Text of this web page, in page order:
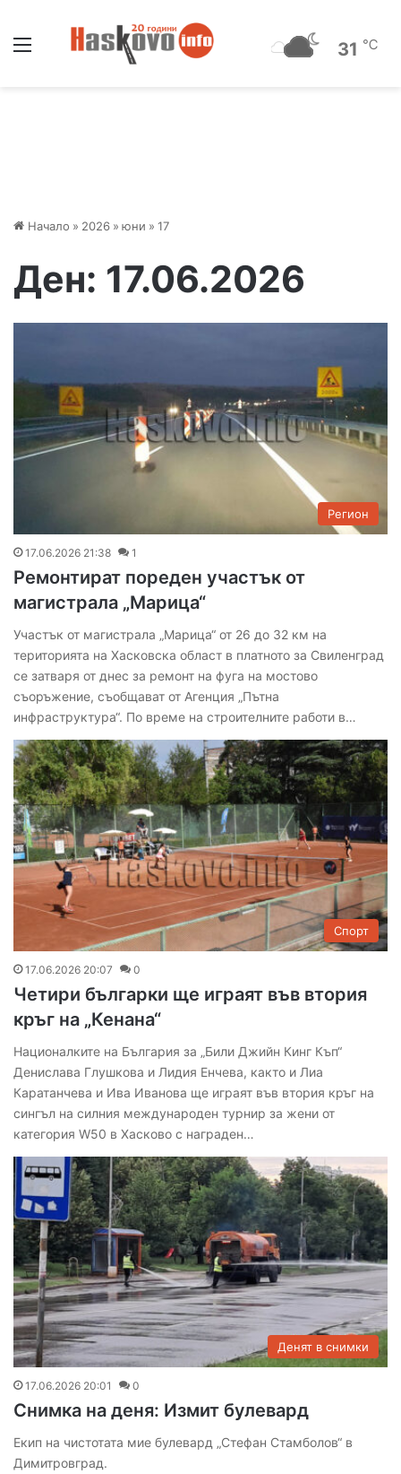
31 ℃
Начало » 2026 » юни » 17
Ден: 17.06.2026
Регион
17.06.2026 21:38 1
Ремонтират пореден участък от
магистрала „Марица“
Участък от магистрала „Марица“ от 26 до 32 км на
територията на Хасковска област в платното за Свиленград
се затваря от днес за ремонт на фуга на мостово
съоръжение, съобщават от Агенция „Пътна
инфраструктура“. По време на строителните работи в…
Спорт
17.06.2026 20:07 0
Четири българки ще играят във втория
кръг на „Кенана“
Националките на България за „Били Джийн Кинг Къп“
Денислава Глушкова и Лидия Енчева, както и Лиа
Каратанчева и Ива Иванова ще играят във втория кръг на
сингъл на силния международен турнир за жени от
категория W50 в Хасково с награден…
Денят в снимки
17.06.2026 20:01 0
Снимка на деня: Измит булевард
Екип на чистотата мие булевард „Стефан Стамболов“ в
Димитровград.